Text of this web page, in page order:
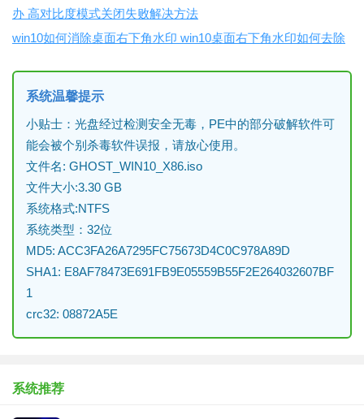
办 高对比度模式关闭失败解决方法
win10如何消除桌面右下角水印 win10桌面右下角水印如何去除
系统温馨提示
小贴士：光盘经过检测安全无毒，PE中的部分破解软件可
能会被个别杀毒软件误报，请放心使用。
文件名: GHOST_WIN10_X86.iso
文件大小:3.30 GB
系统格式:NTFS
系统类型：32位
MD5: ACC3FA26A7295FC75673D4C0C978A89D
SHA1: E8AF78473E691FB9E05559B55F2E264032607BF
1
crc32: 08872A5E
系统推荐